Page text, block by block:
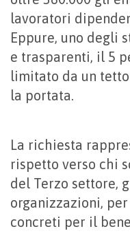
lavoratori
Eppure, uno degli
e trasparenti, il 5
limitato da un
la portata.
La richiesta
rispetto verso chi
del Terzo settore,
organizzazioni,
concreti per il